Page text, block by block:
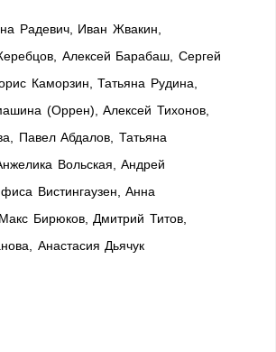
Радевич, Иван Жвакин,
Алексей Барабаш, Сергей
Каморзин, Татьяна Рудина,
(Оррен), Алексей Тихонов,
Павел Абдалов, Татьяна
Вольская, Андрей
Вистингаузен, Анна
Бирюков, Дмитрий Титов,
Анастасия Дьячук